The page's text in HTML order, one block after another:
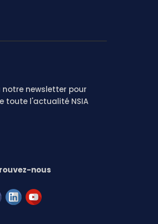
newsletter pour
toute l'actualité NSIA
nous